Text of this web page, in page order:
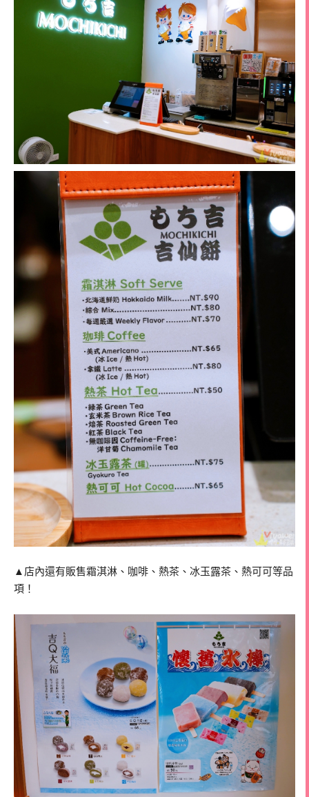
▲店內還有販售霜淇淋、咖啡、熱茶、冰玉露茶、熱可可等品
項！